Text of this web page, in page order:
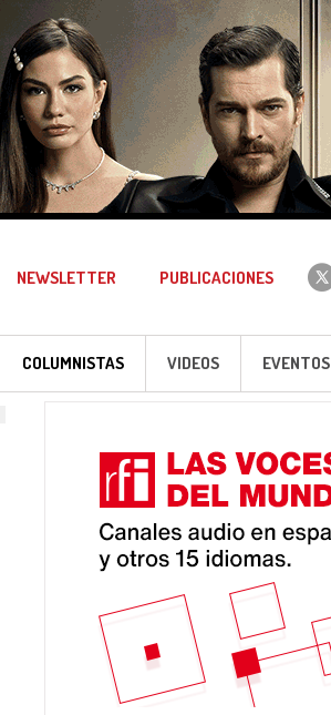
NEWSLETTER PUBLICACIONES
COLUMNISTAS VIDEOS EVENTOS